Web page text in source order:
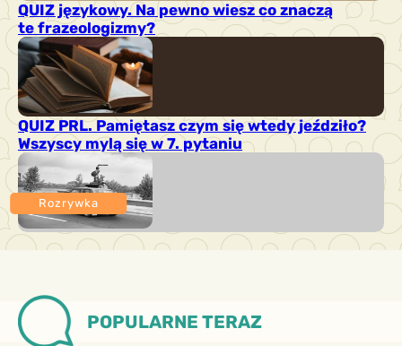
Rozrywka
QUIZ językowy. Na pewno wiesz co znaczą
te frazeologizmy?
QUIZ PRL. Pamiętasz czym się wtedy jeździło?
Wszyscy mylą się w 7. pytaniu
POPULARNE TERAZ